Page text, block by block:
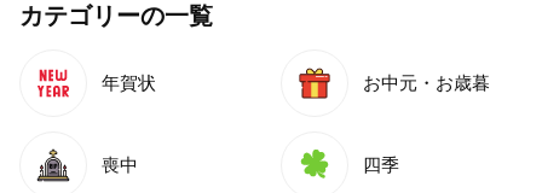
カテゴリーの一覧
年賀状 お中元・お歳暮
喪中 四季